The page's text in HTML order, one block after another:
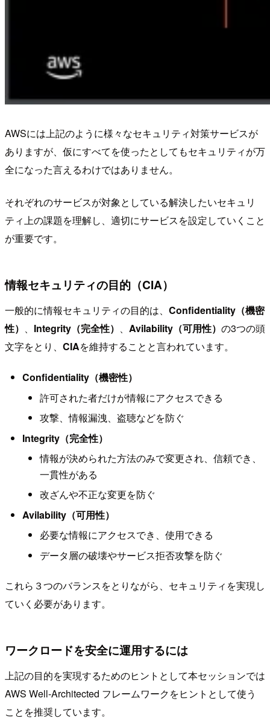
AWSには上記のように様々なセキュリティ対策サービスが
ありますが、仮にすべてを使ったとしてもセキュリティが万
全になった言えるわけではありません。
それぞれのサービスが対象としている解決したいセキュリ
ティ上の課題を理解し、適切にサービスを設定していくこと
が重要です。
情報セキュリティの目的（CIA）
一般的に情報セキュリティの目的は、 Confidentiality（機密
性） 、 Integrity（完全性） 、 Avilability（可用性） の3つの頭
文字をとり、 CIAを維持することと言われています。
Confidentiality（機密性）
許可された者だけが情報にアクセスできる
攻撃、情報漏洩、盗聴などを防ぐ
Integrity（完全性）
情報が決められた方法のみで変更され、信頼でき、
一貫性がある
改ざんや不正な変更を防ぐ
Avilability（可用性）
必要な情報にアクセスでき、使用できる
データ層の破壊やサービス拒否攻撃を防ぐ
これら３つのバランスをとりながら、セキュリティを実現し
ていく必要があります。
ワークロードを安全に運用するには
上記の目的を実現するためのヒントとして本セッションでは
AWS Well-Architected フレームワークをヒントとして使う
ことを推奨しています。